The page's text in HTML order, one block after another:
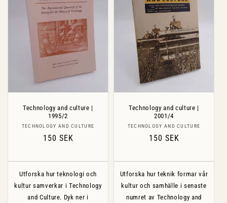
Technology and culture |
1995/2
Säljare:
TECHNOLOGY AND CULTURE
Ordinarie
150 SEK
Utforska hur teknologi och
kultur samverkar i Technology
and Culture. Dyk ner i
Technology and culture |
2001/4
Säljare:
TECHNOLOGY AND CULTURE
Ordinarie
150 SEK
Utforska hur teknik formar vår
kultur och samhälle i senaste
numret av Technology and